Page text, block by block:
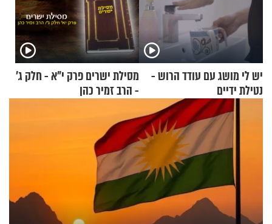
יש לי מושג עם עודד הרוש -
נטילת ידיים
מסילת ישרים פרק י"א - חלק ג’
- הרב זמיר כהן